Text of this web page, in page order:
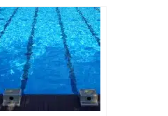
Horaires, Tarifs et
Infos –